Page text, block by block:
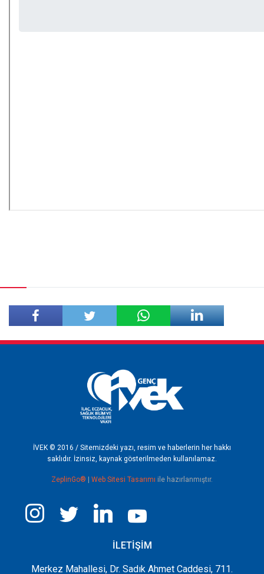
İVEK © 2016 / Sitemizdeki yazı, resim ve haberlerin her hakkı
saklıdır. İzinsiz, kaynak gösterilmeden kullanılamaz.
ZeplinGo® | Web Sitesi Tasarımı ile hazırlanmıştır.
İLETİŞİM
Merkez Mahallesi, Dr. Sadık Ahmet Caddesi, 711.